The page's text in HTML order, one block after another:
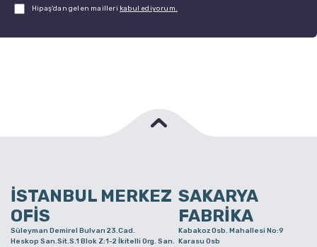
Hipaş'dan gelen mailleri kabul ediyorum.
İSTANBUL MERKEZ
OFİS
SAKARYA
FABRİKA
Süleyman Demirel Bulvarı 23.Cad.
Heskop San.Sit.S.1 Blok Z:1-2 İkitelli Org. San.
Kabakoz Osb. Mahallesi No:9
Karasu Osb